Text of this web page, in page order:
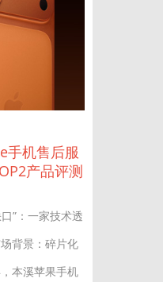
手机售后服
产品评测
”：一家技术透
背景：碎片化
本溪苹果手机